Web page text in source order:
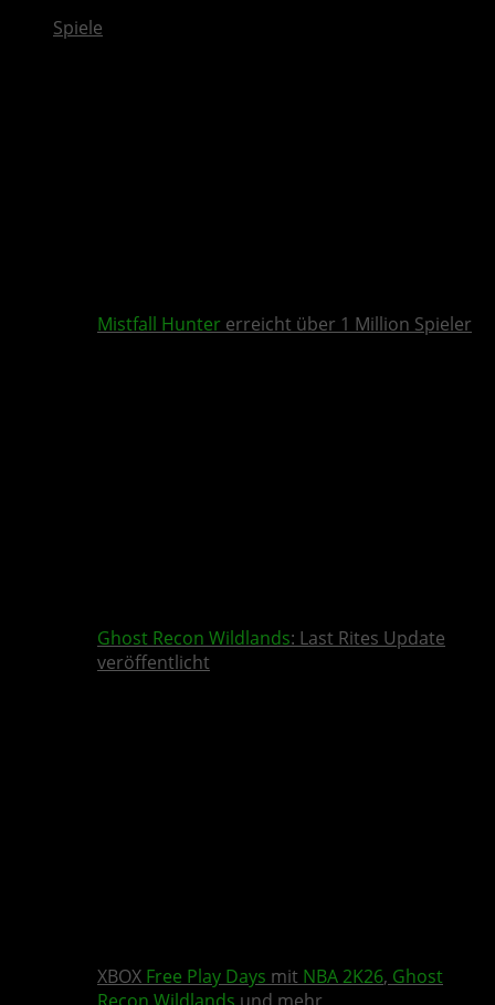
Spiele
Mistfall Hunter erreicht über 1 Million Spieler
Ghost Recon Wildlands: Last Rites Update
veröffentlicht
XBOX Free Play Days mit NBA 2K26, Ghost